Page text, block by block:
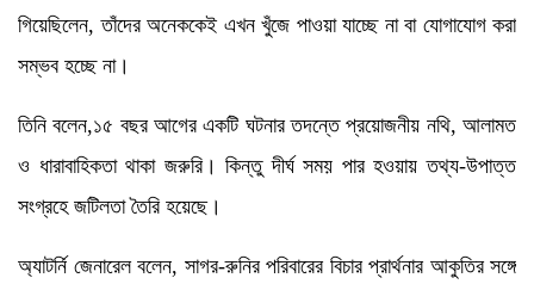
গিয়েছিলেন, তাঁদের অনেককেই এখন খুঁজে পাওয়া যাচ্ছে না বা যোগাযোগ করা
সম্ভব হচ্ছে না।
তিনি বলেন,১৫ বছর আগের একটি ঘটনার তদন্তে প্রয়োজনীয় নথি, আলামত
ও ধারাবাহিকতা থাকা জরুরি। কিন্তু দীর্ঘ সময় পার হওয়ায় তথ্য-উপাত্ত
সংগ্রহে জটিলতা তৈরি হয়েছে।
অ্যাটর্নি জেনারেল বলেন, সাগর-রুনির পরিবারের বিচার প্রার্থনার আকুতির সঙ্গে